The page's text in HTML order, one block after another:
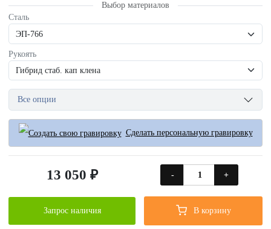
Выбор материалов
Сталь
Рукоять
Все опции
Сделать персональную гравировку
13 050 ₽ - +
Запрос наличия В корзину